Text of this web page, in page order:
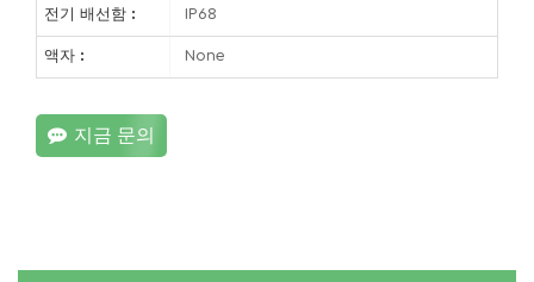
전기 배선함 : IP68
액자 : None
지금 문의